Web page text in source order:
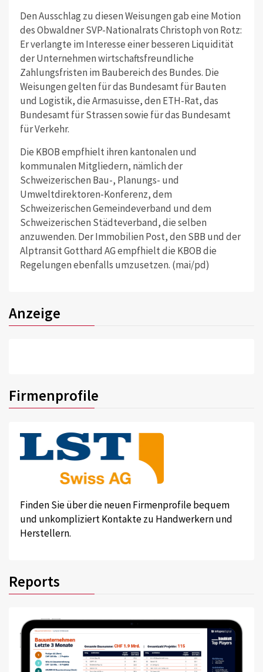
Den Ausschlag zu diesen Weisungen gab eine Motion
des Obwaldner SVP-Nationalrats Christoph von Rotz:
Er verlangte im Interesse einer besseren Liquidität
der Unternehmen wirtschaftsfreundliche
Zahlungsfristen im Baubereich des Bundes. Die
Weisungen gelten für das Bundesamt für Bauten
und Logistik, die Armasuisse, den ETH-Rat, das
Bundesamt für Strassen sowie für das Bundesamt
für Verkehr.
Die KBOB empfhielt ihren kantonalen und
kommunalen Mitgliedern, nämlich der
Schweizerischen Bau-, Planungs- und
Umweltdirektoren-Konferenz, dem
Schweizerischen Gemeindeverband und dem
Schweizerischen Städteverband, die selben
anzuwenden. Der Immobilien Post, den SBB und der
Alptransit Gotthard AG empfhielt die KBOB die
Regelungen ebenfalls umzusetzen. (mai/pd)
Anzeige
Firmenprofile
Finden Sie über die neuen Firmenprofile bequem
und unkompliziert Kontakte zu Handwerkern und
Herstellern.
Reports